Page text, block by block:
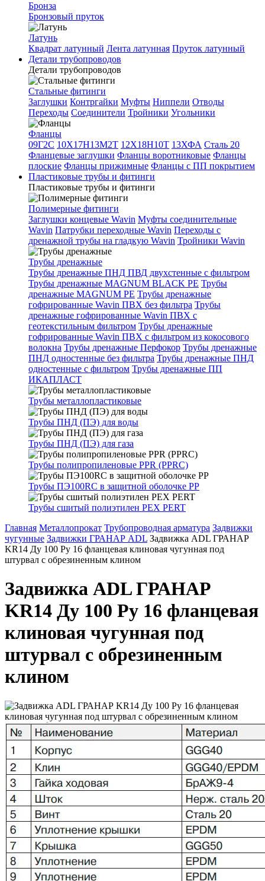
Бронза
Бронзовый пруток
Латунь
Квадрат латунный Лента латунная Пруток латунный
Детали трубопроводов
Детали трубопроводов
Стальные фитинги
Заглушки Контргайки Муфты Ниппели Отводы
Переходы Соединители Тройники Угольники
Фланцы
09Г2С 10Х17Н13М2Т 12Х18Н10Т 13ХФА Сталь 20
Фланцевые заглушки Фланцы воротниковые Фланцы
плоские Фланцы прижимные Фланцы с ПП покрытием
Пластиковые трубы и фитинги
Пластиковые трубы и фитинги
Полимерные фитинги
Заглушки концевые Wavin Муфты соединительные
Wavin Патрубки переходные Wavin Переходы с
дренажной трубы на гладкую Wavin Тройники Wavin
Трубы дренажные
Трубы дренажные ПНД ПВД двухстенные с фильтром
Трубы дренажные MAGNUM BLACK PE Трубы
дренажные MAGNUM PE Трубы дренажные
гофрированные Wavin ПВХ без фильтра Трубы
дренажные гофрированные Wavin ПВХ с
геотекстильным фильтром Трубы дренажные
гофрированные Wavin ПВХ с фильтром из кокосового
волокна Трубы дренажные Перфокор Трубы дренажные
ПНД одностенные без фильтра Трубы дренажные ПНД
одностенные с фильтром Трубы дренажные ПП
ИКАПЛАСТ
Трубы металлопластиковые
Трубы ПНД (ПЭ) для воды
Трубы ПНД (ПЭ) для газа
Трубы полипропиленовые PPR (PPRC)
Трубы ПЭ100RC в защитной оболочке PP
Трубы сшитый полиэтилен PEX PERT
Главная Металлопрокат Трубопроводная арматура Задвижки
чугунные Задвижки ГРАНАР ADL Задвижка ADL ГРАНАР
KR14 Ду 100 Ру 16 фланцевая клиновая чугунная под
штурвал с обрезиненным клином
Задвижка ADL ГРАНАР
KR14 Ду 100 Ру 16 фланцевая
клиновая чугунная под
штурвал с обрезиненным
клином